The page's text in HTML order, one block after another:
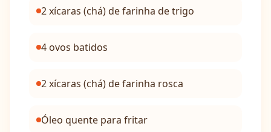
2 xícaras (chá) de farinha de trigo
4 ovos batidos
2 xícaras (chá) de farinha rosca
Óleo quente para fritar